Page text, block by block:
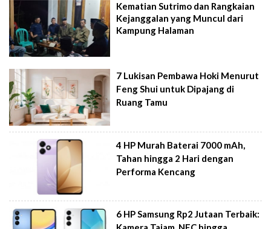
Kematian Sutrimo dan Rangkaian
Kejanggalan yang Muncul dari
Kampung Halaman
7 Lukisan Pembawa Hoki Menurut
Feng Shui untuk Dipajang di
Ruang Tamu
4 HP Murah Baterai 7000 mAh,
Tahan hingga 2 Hari dengan
Performa Kencang
6 HP Samsung Rp2 Jutaan Terbaik: